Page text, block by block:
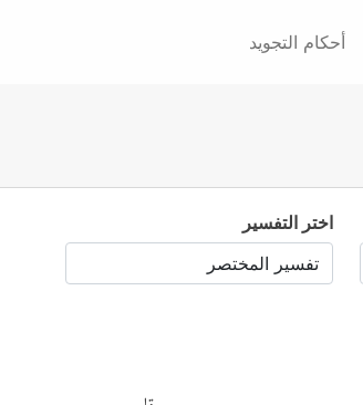
أحكام التجويد
اختر التفسير